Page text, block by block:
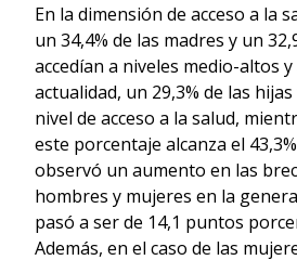
En la dimensión de acceso a la
un 34,4% de las madres y un
accedían a niveles medio-altos
actualidad, un 29,3% de las
nivel de acceso a la salud,
este porcentaje alcanza el
observó un aumento en las
hombres y mujeres en la
pasó a ser de 14,1 puntos
Además, en el caso de las